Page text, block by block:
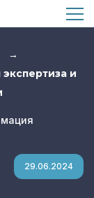
→
и
29.06.2024